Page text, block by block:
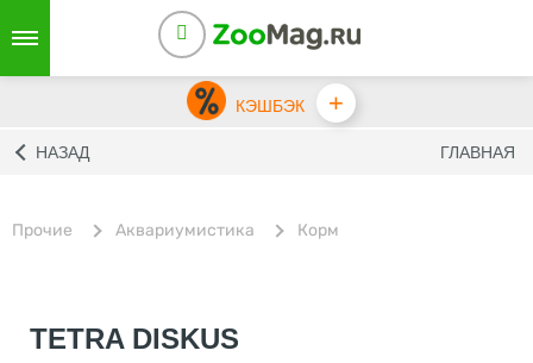
КЭШБЭК +
НАЗАД ГЛАВНАЯ
Прочие Аквариумистика Корм
TETRA DISKUS